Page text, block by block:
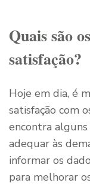
Quais são
satisfação?
Hoje em dia, é
satisfação com
encontra
adequar às
informar os
para melhorar